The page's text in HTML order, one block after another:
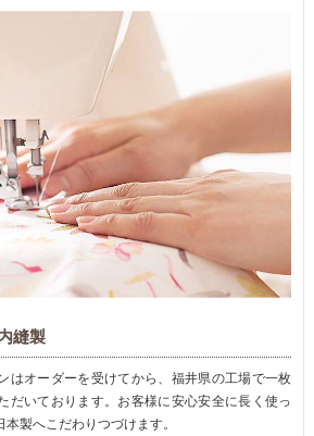
縫製
はオーダーを受けてから、福井県の工場で一枚
だいております。お客様に安心安全に長く使っ
製へこだわりつづけます。